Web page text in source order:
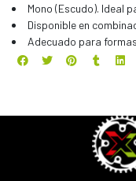
Mono (Escudo). Ideal
Disponible en
Adecuado para